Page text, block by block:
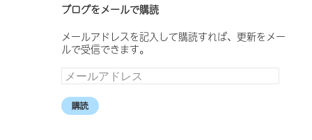
ブログをメールで購読
メールアドレスを記入して購読すれば、更新をメー
ルで受信できます。
メ
ー
ル
ア 購読